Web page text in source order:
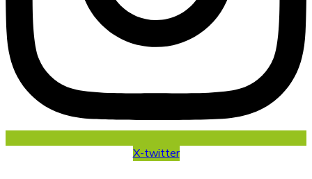
X-twitter